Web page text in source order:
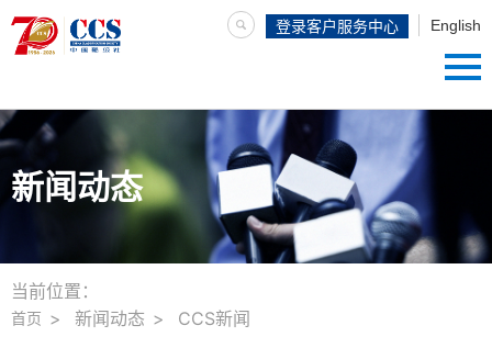
English
登录客户服务中心
新闻动态
当前位置：
首页 新闻动态 CCS新闻